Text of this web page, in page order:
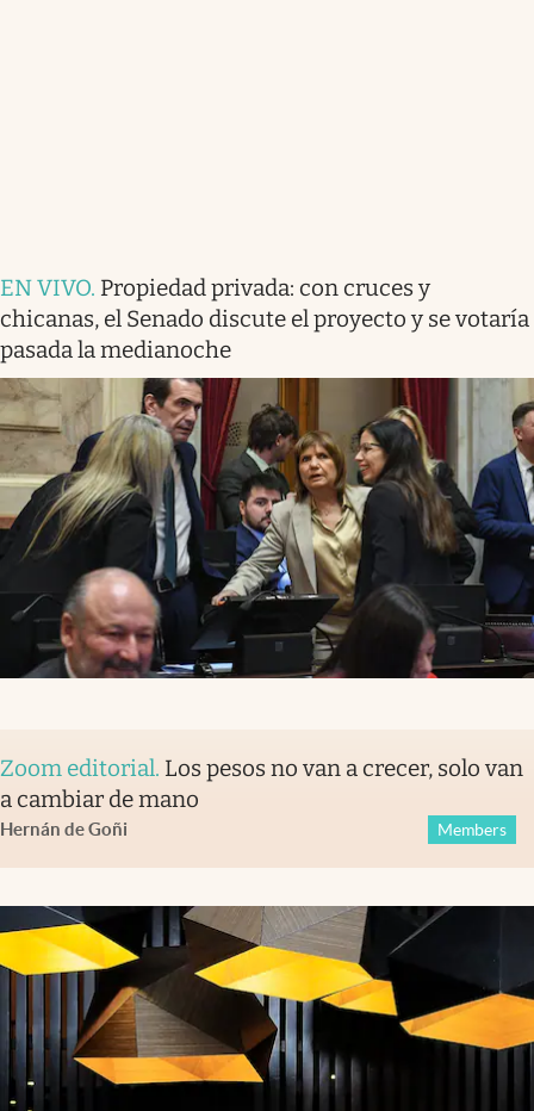
EN VIVO. Propiedad privada: con cruces y
chicanas, el Senado discute el proyecto y se votaría
pasada la medianoche
Zoom editorial. Los pesos no van a crecer, solo van
a cambiar de mano
Hernán de Goñi Members